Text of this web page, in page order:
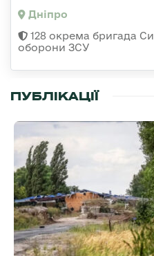
Дніпро
128 окрема бригада
оборони ЗСУ
ПУБЛІКАЦІЇ